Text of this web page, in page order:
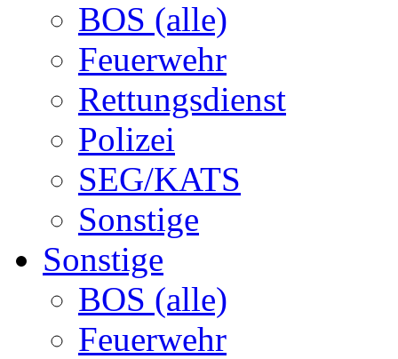
BOS (alle)
Feuerwehr
Rettungsdienst
Polizei
SEG/KATS
Sonstige
Sonstige
BOS (alle)
Feuerwehr